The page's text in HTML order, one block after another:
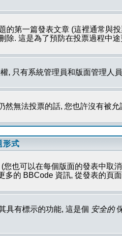
第一篇發表文章 (這裡通常與
除. 這是為了預防在投票過程中
, 只有系統管理員和版面管理人
然無法投票的話, 您也許沒有被允
形式
也可以在每個版面的發表中取
多的 BBCode 資訊, 從發表的頁
具有標示的功能, 這是個 安全的